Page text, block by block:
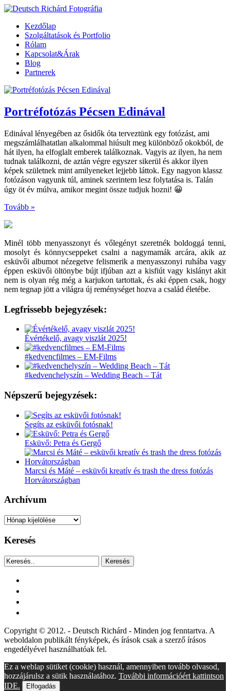
Kezdőlap
Szolgáltatások és Portfolio
Rólam
Kapcsolat&Árak
Blog
Partnerek
Portréfotózás Pécsen Edinával
Edinával lényegében az ősidők óta terveztünk egy fotózást, ami
megszámlálhatatlan alkalommal hiúsult meg különböző okokból, de
hát ilyen, ha elfoglalt emberek találkoznak. Vagyis az ilyen, ha nem
tudnak találkozni, de aztán végre egyszer sikerül és akkor ilyen
képek születnek mint amilyeneket lejjebb láttok. Egy nagyon klassz
fotózáson vagyunk túl, aminek szerintem lesz folytatása is. Talán
úgy öt év múlva, amikor megint össze tudjuk hozni! 😀
Tovább »
Minél több menyasszonyt és vőlegényt szeretnék boldoggá tenni,
mosolyt és könnycseppeket csalni a nagymamák arcára, akik az
esküvői albumot nézegetve felismerik a menyasszonyi ruhába vagy
éppen esküvői öltönybe bújt ifjúban azt a kisfiút vagy kislányt akit
nem is olyan rég még a karjukon tartottak, és aki éppen csak, hogy
nem tegnap jött a világra új reménységet hozva a család életébe.
Legfrissebb bejegyzések:
Évértékelő, avagy viszlát 2025!
#kedvencfilmes – EM-Films
#kedvenchelyszín – Wedding Beach – Tát
Népszerű bejegyzések:
Segíts az esküvői fotósnak!
Esküvő: Petra és Gergő
Marcsi és Máté – esküvői kreatív és trash the dress fotózás
Horvátországban
Archívum
Archívum
Keresés
Keresés
Copyright © 2012. - Deutsch Richárd - Minden jog fenntartva. A
weboldalon publikált fényképek, és írások csak a szerző írásos
engedélyével használhatóak fel.
Ez a weblap sütiket (cookie) használ, amennyiben tovább olvasod,
hozzájárulsz a sütik használatához. További információért kattintson
IDE.
Elfogadás